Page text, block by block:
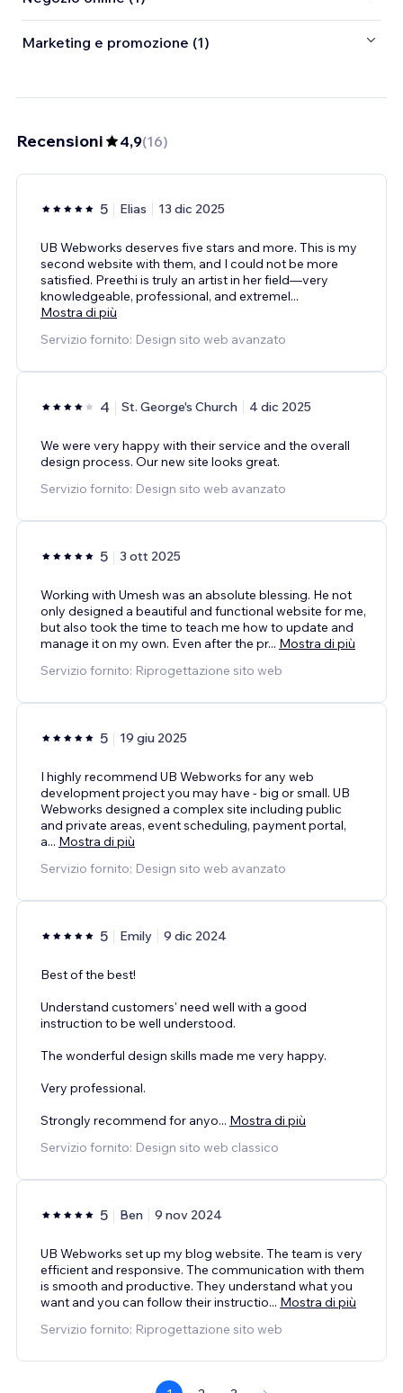
Marketing e promozione (1)
Recensioni 4,9(16)
5 Elias 13 dic 2025
UB Webworks deserves five stars and more. This is my
second website with them, and I could not be more
satisfied. Preethi is truly an artist in her field—very
knowledgeable, professional, and extremel...
Mostra di più
Servizio fornito: Design sito web avanzato
4 St. George's Church 4 dic 2025
We were very happy with their service and the overall
design process. Our new site looks great.
Servizio fornito: Design sito web avanzato
5 3 ott 2025
Working with Umesh was an absolute blessing. He not
only designed a beautiful and functional website for me,
but also took the time to teach me how to update and
manage it on my own. Even after the pr... Mostra di più
Servizio fornito: Riprogettazione sito web
5 19 giu 2025
I highly recommend UB Webworks for any web
development project you may have - big or small. UB
Webworks designed a complex site including public
and private areas, event scheduling, payment portal,
a... Mostra di più
Servizio fornito: Design sito web avanzato
5 Emily 9 dic 2024
Best of the best!
Understand customers' need well with a good
instruction to be well understood.
The wonderful design skills made me very happy.
Very professional.
Strongly recommend for anyo... Mostra di più
Servizio fornito: Design sito web classico
5 Ben 9 nov 2024
UB Webworks set up my blog website. The team is very
efficient and responsive. The communication with them
is smooth and productive. They understand what you
want and you can follow their instructio... Mostra di più
Servizio fornito: Riprogettazione sito web